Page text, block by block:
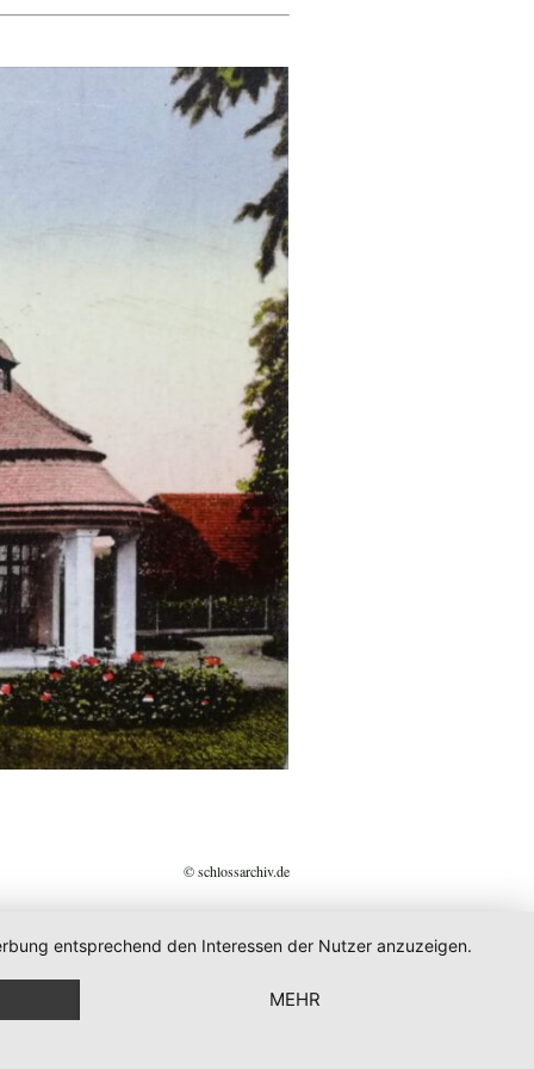
© schlossarchiv.de
entsprechend den Interessen der Nutzer anzuzeigen.
MEHR